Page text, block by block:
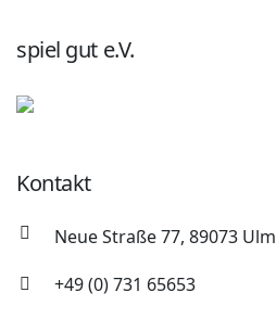
spiel gut e.V.
Kontakt
Neue Straße 77, 89073 Ulm
+49 (0) 731 65653